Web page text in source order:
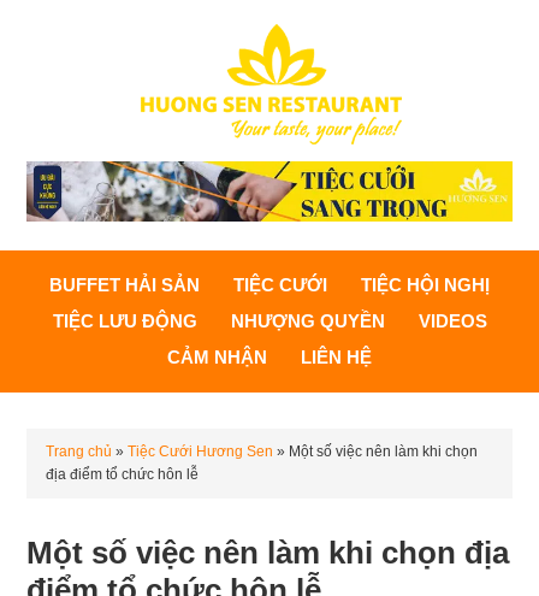
BUFFET HẢI SẢN TIỆC CƯỚI
TIỆC HỘI NGHỊ
TIỆC LƯU ĐỘNG
NHƯỢNG QUYỀN
VIDEOS
CẢM NHẬN
LIÊN HỆ
Trang chủ »Tiệc Cưới Hương Sen » Một số việc nên làm khi chọn
địa điểm tổ chức hôn lễ
Một số việc nên làm khi chọn địa